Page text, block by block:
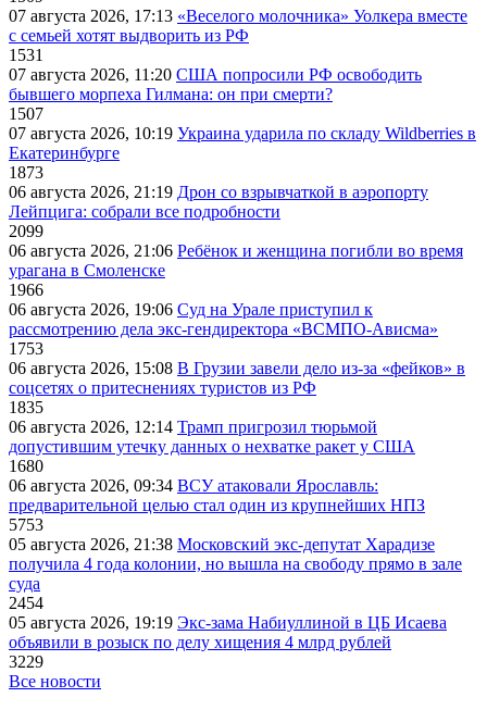
07 августа 2026, 17:13 «Веселого молочника» Уолкера вместе
с семьей хотят выдворить из РФ
1531
07 августа 2026, 11:20 США попросили РФ освободить
бывшего морпеха Гилмана: он при смерти?
1507
07 августа 2026, 10:19 Украина ударила по складу Wildberries в
Екатеринбурге
1873
06 августа 2026, 21:19 Дрон со взрывчаткой в аэропорту
Лейпцига: собрали все подробности
2099
06 августа 2026, 21:06 Ребёнок и женщина погибли во время
урагана в Смоленске
1966
06 августа 2026, 19:06 Суд на Урале приступил к
рассмотрению дела экс-гендиректора «ВСМПО-Ависма»
1753
06 августа 2026, 15:08 В Грузии завели дело из-за «фейков» в
соцсетях о притеснениях туристов из РФ
1835
06 августа 2026, 12:14 Трамп пригрозил тюрьмой
допустившим утечку данных о нехватке ракет у США
1680
06 августа 2026, 09:34 ВСУ атаковали Ярославль:
предварительной целью стал один из крупнейших НПЗ
5753
05 августа 2026, 21:38 Московский экс-депутат Харадизе
получила 4 года колонии, но вышла на свободу прямо в зале
суда
2454
05 августа 2026, 19:19 Экс-зама Набиуллиной в ЦБ Исаева
объявили в розыск по делу хищения 4 млрд рублей
3229
Все новости